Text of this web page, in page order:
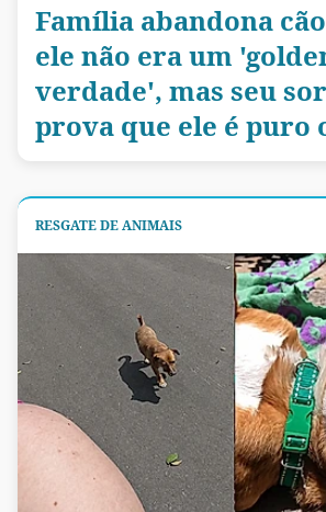
Família abandona
ele não era um
verdade', mas seu
prova que ele é puro
RESGATE DE ANIMAIS